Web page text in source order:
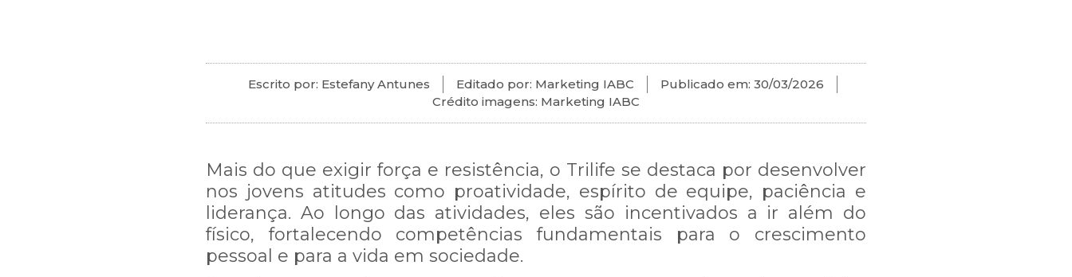
Escrito por: Estefany Antunes Editado por: Marketing IABC Publicado em: 30/03/2026
Crédito imagens: Marketing IABC
Mais do que exigir força e resistência, o Trilife se destaca por desenvolver
nos jovens atitudes como proatividade, espírito de equipe, paciência e
liderança. Ao longo das atividades, eles são incentivados a ir além do
físico, fortalecendo competências fundamentais para o crescimento
pessoal e para a vida em sociedade.